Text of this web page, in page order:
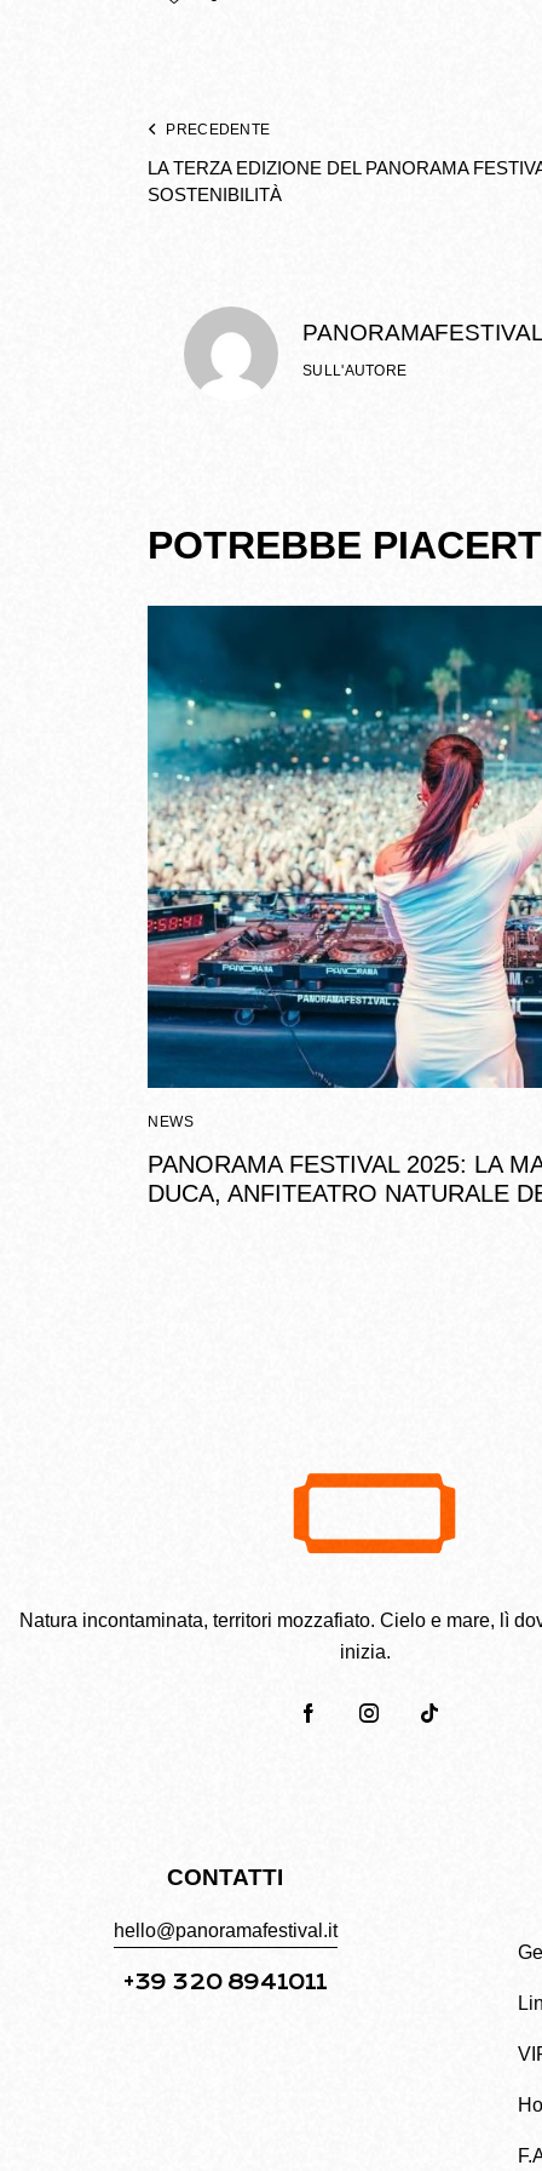
PRECEDENTE
LA TERZA EDIZIONE DEL PANORAMA
SOSTENIBILITÀ
PANORAMA
SULL'AUTORE
POTREBBE
NEWS
PANORAMA FESTIVAL 2025: LA
DUCA, ANFITEATRO NATURALE
Natura incontaminata, territori mozzafiato. Cielo e mare, lì
inizia.
CONTATTI
hello@panoramafestival.it
+39 320 8941011